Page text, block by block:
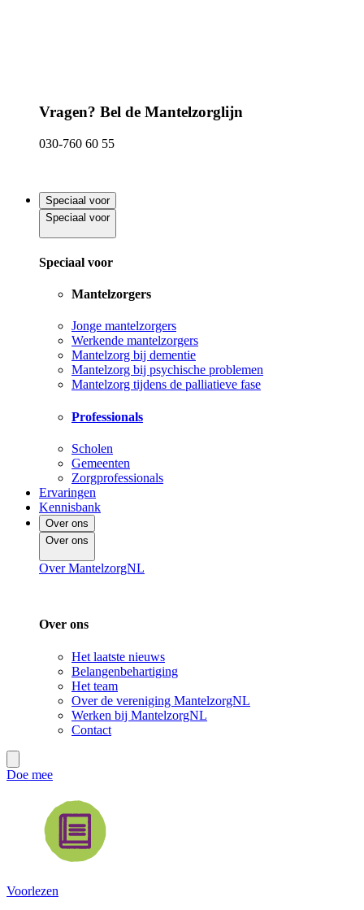
Vragen? Bel de Mantelzorglijn
030-760 60 55
Speciaal voor
Speciaal voor
Speciaal voor
Mantelzorgers
Jonge mantelzorgers
Werkende mantelzorgers
Mantelzorg bij dementie
Mantelzorg bij psychische problemen
Mantelzorg tijdens de palliatieve fase
Professionals
Scholen
Gemeenten
Zorgprofessionals
Ervaringen
Kennisbank
Over ons
Over ons
Over MantelzorgNL
Over ons
Het laatste nieuws
Belangenbehartiging
Het team
Over de vereniging MantelzorgNL
Werken bij MantelzorgNL
Contact
Doe mee
Voorlezen